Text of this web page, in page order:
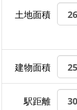
土地面積
建物面積
駅距離